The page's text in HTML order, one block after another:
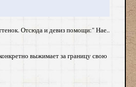
Отсюда и девиз помощи:" Нае..
выжимает за границу свою